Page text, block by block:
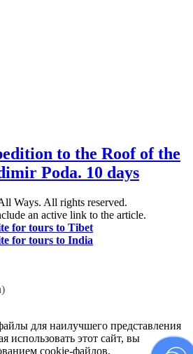
to the Roof of the
Poda. 10 days
Ways. All rights reserved.
an active link to the article.
for tours to Tibet
for tours to India
)
для наилучшего представления
использовать этот сайт, вы
cookie-файлов.